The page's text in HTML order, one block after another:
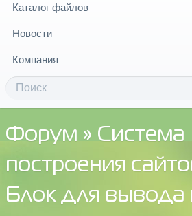
Каталог файлов
Новости
Компания
Форум » Система
построения
Блок для вывода